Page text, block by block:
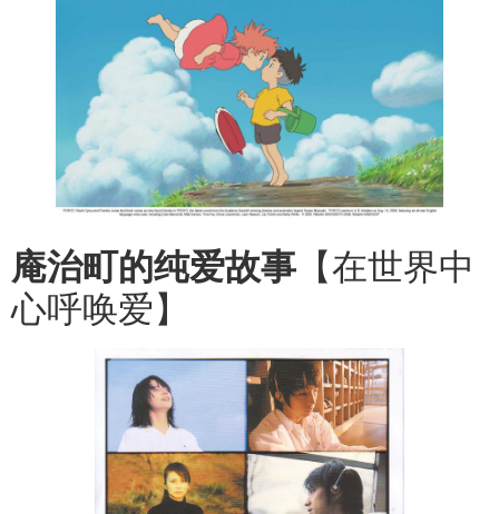
庵治町的纯爱故事 【在世界中
心呼唤爱】